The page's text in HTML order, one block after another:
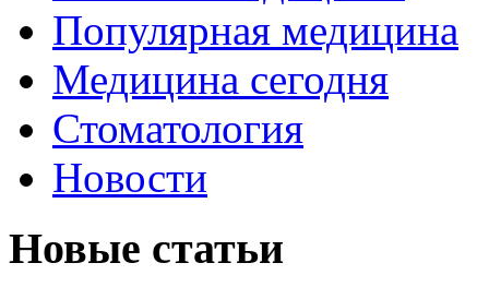
Популярная медицина
Медицина сегодня
Стоматология
Новости
Новые статьи